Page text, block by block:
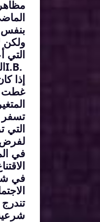
بنفس
ولكن
التي
I.B.
إذا
غطت
تسفر
التي
في
في